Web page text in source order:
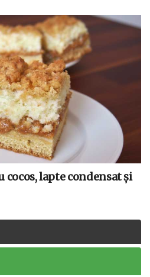
cocos, lapte condensat și